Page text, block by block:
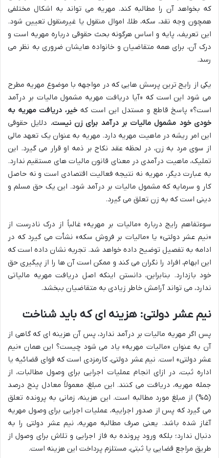
که بخواهد آن را مطالبه کند. مهریه می تواند به اشکال مختلفی
همچون وجه نقد، سکه، طلا، اموال منقول یا غیرمنقول تعیین شود.
این تعریف، پایه و اساس هرگونه بحث حقوقی درباره مهریه است و
درک آن، برای همه متقاضیان و خانواده هایشان ضروری به نظر می
رسد.
یکی از رایج ترین پرسش هایی که در مواجهه با موضوع مهریه مطرح
می شود این است که «آیا دریافت مهریه مشمول مالیات بر درآمد
است؟» پاسخ قاطع و مستدل این است که خیر، دریافت مهریه به
خودی خود مشمول مالیات بر درآمد برای زن نیست. دلایل حقوقی
این امر ریشه در ماهیت مهریه دارد. مهریه به عنوان یک تعهد مالی
از سوی مرد به زن، در لحظه عقد نکاح بر ذمه او قرار می گیرد. این
تملیک، ماهیت درآمدی در معنای قانون مالیات های مستقیم ندارد.
به عبارت دیگر، مهریه نه نتیجه فعالیت اقتصادی است و نه حاصل
کار و سرمایه که مشمول مالیات بر درآمد شود. این یک حق مسلم و
دینی است که به زن تعلق می گیرد.
سوءتفاهم رایج درباره «مالیات بر مهریه» غالباً از درک نادرست از
«نیم عشر دولتی» یا «مالیات بر فروش سکه» نشأت می گیرد که در
ادامه به تفصیل توضیح داده خواهد شد. تجربه نشان داده است که
این ابهام، افراد را نگران می کند و ممکن است آن ها را از پیگیری حق
خود بازدارد. بنابراین، دانستن اینکه اصل دریافت مهریه مالیاتی
ندارد، می تواند آرامش خاطر زیادی به متقاضیان ببخشد.
نیم عشر دولتی: هزینه ای که باید شناخت
پس اگر مهریه مالیات بر درآمد ندارد، پس آن هزینه ای که گاهی از
آن به عنوان «مالیات مهریه» یاد می شود چیست؟ این همان «نیم
عشر دولتی» است. نیم عشر دولتی، کارمزدی است که قوای قضائیه یا
اداره ثبت، در ازای انجام عملیات اجرایی برای وصول مطالبات، از
جمله مهریه، دریافت می کنند. این مبلغ، معمولاً معادل پنج درصد
(۵%) از مبلغ مورد مطالبه است. این هزینه، زمانی به پرونده تعلق
می گیرد که پس از صدور اجراییه، عملیات اجرایی برای وصول مهریه
آغاز شده باشد. یعنی صرف مطالبه مهریه، نیم عشر دولتی را به
دنبال ندارد؛ بلکه ورود پرونده به فاز اجرایی و تلاش برای وصول از
طریق مراجع قضایی یا ثبتی، مستلزم پرداخت این هزینه است.